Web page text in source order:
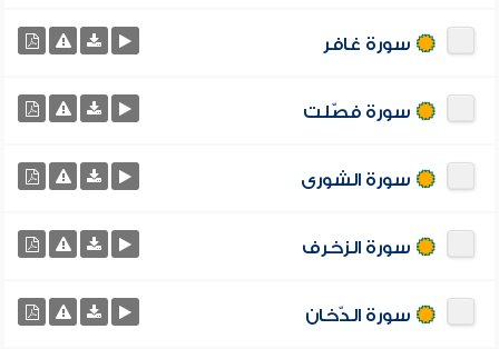
سورة غافر
سورة فصّلت
سورة الشورى
سورة الزخرف
سورة الدّخان